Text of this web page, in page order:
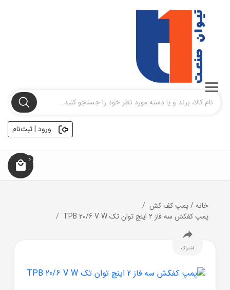
ورود | ثبت‌نام
0
خانه/پمپ کف کش
پمپ کفکش سه فاز 2 اینچ توان تک TPB 20/6 V W
اشتراک